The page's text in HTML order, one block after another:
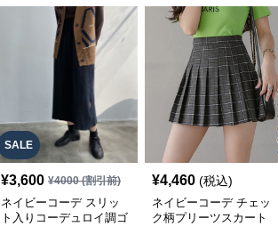
SALE
¥3,600 ¥4000(割引前)
ネイビーコーデ スリッ
ト入りコーデュロイ調ゴ
¥4,460 (税込)
ネイビーコーデ チェッ
ク柄プリーツスカート